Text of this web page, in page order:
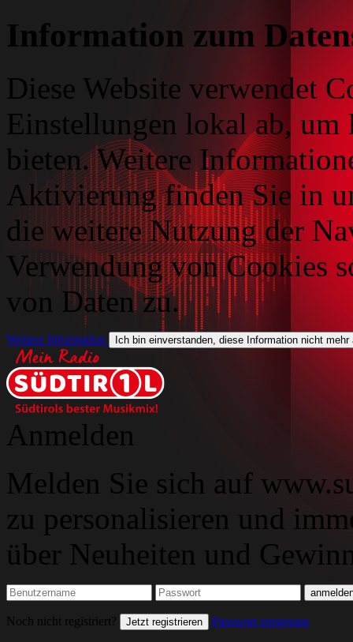
Information zum
Diese Website verwendet
Einstellungen lokal ab, um
bieten. Weitere
Aktivierung finden Sie in
die weitere Nutzung der
Verwendung von Cookies
von Daten zu.
Weitere Information Ich bin einverstanden, diese Information nicht mehr
Anmelden
Melden Sie sich auf
zu personalisieren und
über Neuheiten und
Noch nicht registriert? Jetzt registrieren Passwort vergessen